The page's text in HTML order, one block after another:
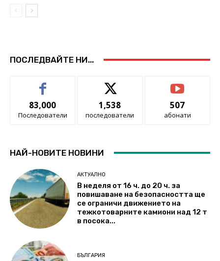
ПОСЛЕДВАЙТЕ НИ...
83,000
Последователи
1,538
последователи
507
абонати
НАЙ-НОВИТЕ НОВИНИ
АКТУАЛНО
В неделя от 16 ч. до 20 ч. за
повишаване на безопасността ще
се ограничи движението на
тежкотоварните камиони над 12 т
в посока...
БЪЛГАРИЯ